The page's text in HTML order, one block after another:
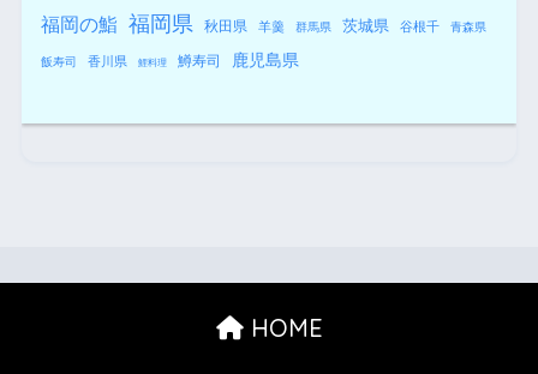
福岡の鮨 福岡県 秋田県 羊羹 群馬県 茨城県 谷根千 青森県
飯寿司 香川県 鯉料理 鱒寿司 鹿児島県
HOME